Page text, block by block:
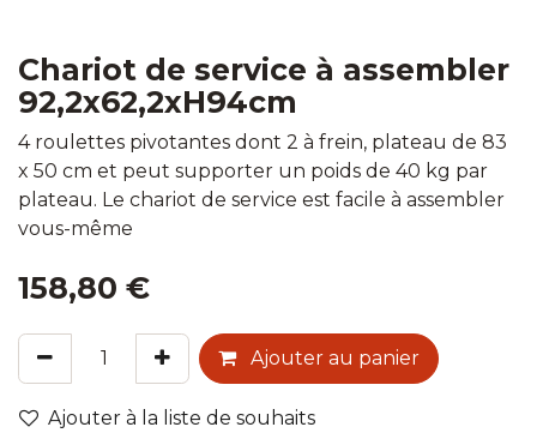
Chariot de service à assembler
92,2x62,2xH94cm
4 roulettes pivotantes dont 2 à frein, plateau de 83
x 50 cm et peut supporter un poids de 40 kg par
plateau. Le chariot de service est facile à assembler
vous-même
158,80 €
Ajouter au panier
Ajouter à la liste de souhaits